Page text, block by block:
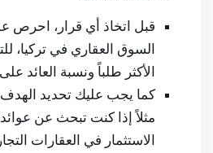
قبل اتخاذ أي قرار، احرص
السوق العقاري في تركيا،
الأكثر طلباً ونسبة العائد
كما يجب عليك تحديد الهدف
مثلاً إذا كنت تبحث عن
الاستثمار في العقارات